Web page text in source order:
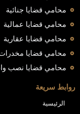
محامي قضايا جنائية
محامي قضايا عمالية
محامي قضايا عقارية
محامي قضايا
محامي قضايا نصب
روابط سريعة
الرئيسية